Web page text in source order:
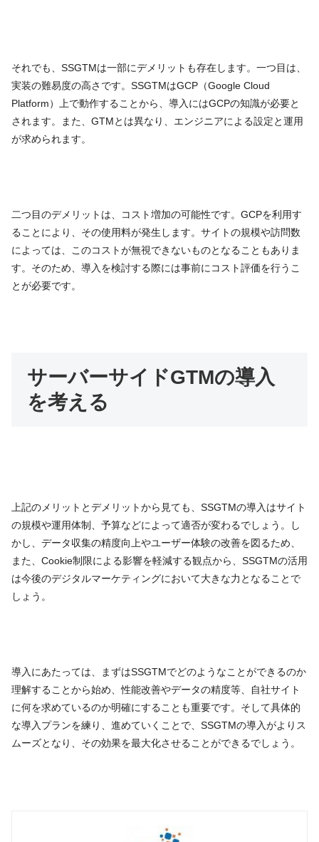
それでも、SSGTMは一部にデメリットも存在します。一つ目は、
実装の難易度の高さです。SSGTMはGCP（Google Cloud
Platform）上で動作することから、導入にはGCPの知識が必要と
されます。また、GTMとは異なり、エンジニアによる設定と運用
が求められます。
二つ目のデメリットは、コスト増加の可能性です。GCPを利用す
ることにより、その使用料が発生します。サイトの規模や訪問数
によっては、このコストが無視できないものとなることもありま
す。そのため、導入を検討する際には事前にコスト評価を行うこ
とが必要です。
サーバーサイドGTMの導入
を考える
上記のメリットとデメリットから見ても、SSGTMの導入はサイト
の規模や運用体制、予算などによって適否が変わるでしょう。し
かし、データ収集の精度向上やユーザー体験の改善を図るため、
また、Cookie制限による影響を軽減する観点から、SSGTMの活用
は今後のデジタルマーケティングにおいて大きな力となることで
しょう。
導入にあたっては、まずはSSGTMでどのようなことができるのか
理解することから始め、性能改善やデータの精度等、自社サイト
に何を求めているのか明確にすることも重要です。そして具体的
な導入プランを練り、進めていくことで、SSGTMの導入がよりス
ムーズとなり、その効果を最大化させることができるでしょう。